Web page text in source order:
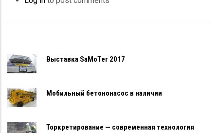
Выставка SaMoTer 2017
Мобильный бетононасос в наличии
Торкретирование — современная технология